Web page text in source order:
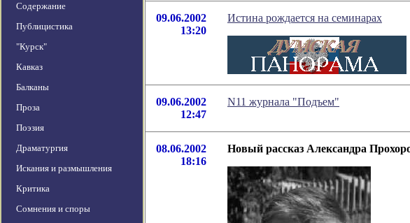
Содержание
Публицистика
"Курск"
Кавказ
Балканы
Проза
Поэзия
Драматургия
Искания и размышления
Критика
Сомнения и споры
09.06.2002
13:20
Истина рождается на семинарах
09.06.2002
12:47
N11 журнала "Подъем"
08.06.2002
18:16
Новый рассказ Александра